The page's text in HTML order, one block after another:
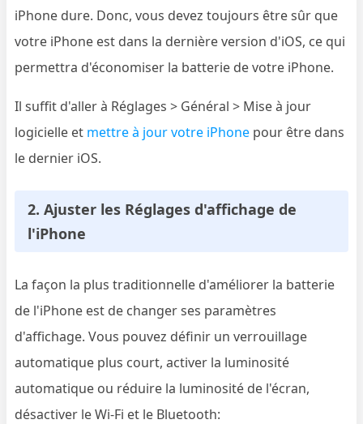
iPhone dure. Donc, vous devez toujours être sûr que
votre iPhone est dans la dernière version d'iOS, ce qui
permettra d'économiser la batterie de votre iPhone.
Il suffit d'aller à Réglages > Général > Mise à jour
logicielle et mettre à jour votre iPhone pour être dans
le dernier iOS.
2. Ajuster les Réglages d'affichage de
l'iPhone
La façon la plus traditionnelle d'améliorer la batterie
de l'iPhone est de changer ses paramètres
d'affichage. Vous pouvez définir un verrouillage
automatique plus court, activer la luminosité
automatique ou réduire la luminosité de l'écran,
désactiver le Wi-Fi et le Bluetooth: